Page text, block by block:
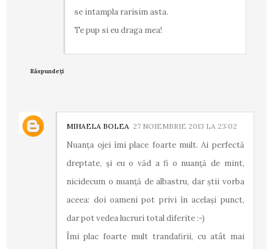
se intampla rarisim asta.
Te pup si eu draga mea!
Răspundeți
MIHAELA BOLEA 27 NOIEMBRIE 2013 LA 23:02
Nuanţa ojei îmi place foarte mult. Ai perfectă
dreptate, şi eu o văd a fi o nuanţă de mint,
nicidecum o nuanţă de albastru, dar ştii vorba
aceea: doi oameni pot privi în acelaşi punct,
dar pot vedea lucruri total diferite :-)
Îmi plac foarte mult trandafirii, cu atât mai